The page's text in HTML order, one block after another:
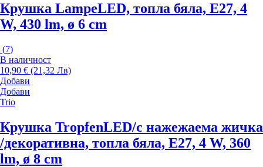
Крушка LampeLED, топла бяла, E27, 4
W, 430 lm, ø 6 cm
(7)
В наличност
10,90 € (21,32 Лв)
Добави
Добави
Trio
Крушка TropfenLED/с нажежаема жичка
/декоративна, топла бяла, E27, 4 W, 360
lm, ø 8 cm